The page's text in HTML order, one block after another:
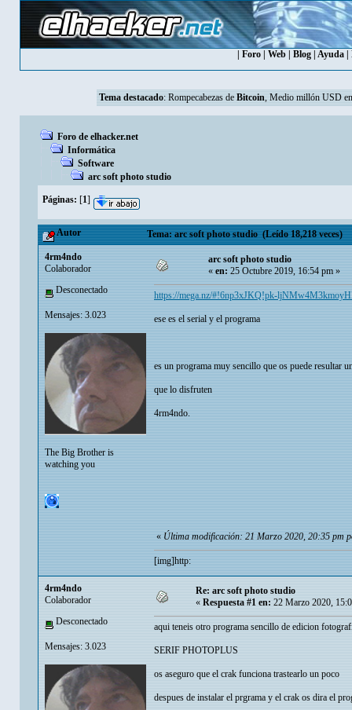
Foro| Web| Blog| Ayuda|
Tema destacado: Rompecabezas de Bitcoin, Medio millón USD
Foro de elhacker.net
Informática
Software
arc soft photo studio
Páginas: [1]
Autor Tema: arc soft photo studio (Leído 18,218 veces)
4rm4ndo
Colaborador
Desconectado
Mensajes: 3.023
The Big Brother is
watching you
arc soft photo studio
«en:25 Octubre 2019, 16:54 pm »
https://mega.nz/#!6np3xJKQ!pk-
ese es el serial y el programa
es un programa muy sencillo que os puede resultar
que lo disfruten
4rm4ndo.
«Última modificación: 21 Marzo 2020, 20:35 pm
[img]http:
4rm4ndo
Colaborador
Desconectado
Mensajes: 3.023
Re: arc soft photo studio
« Respuesta #1 en: 22 Marzo 2020,
aqui teneis otro programa sencillo de edicion
SERIF PHOTOPLUS
os aseguro que el crak funciona trastearlo un poco
despues de instalar el prgrama y el crak os dira el